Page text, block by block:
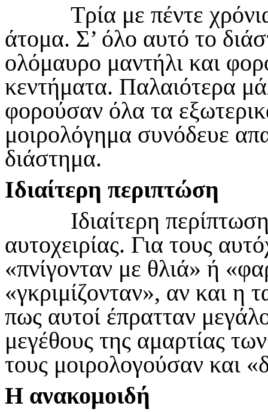
Τρία με πέντε χρόνια
άτομα. Σ’ όλο αυτό το
ολόμαυρο μαντήλι και
κεντήματα. Παλαιότερα
φορούσαν όλα τα
μοιρολόγημα συνόδευε
διάστημα.
Ιδιαίτερη περιπτώση
Ιδιαίτερη περίπτωση
αυτοχειρίας. Για τους
«πνίγονταν με θλιά» ή
«γκριμίζονταν», αν και η
πως αυτοί έπρατταν
μεγέθους της αμαρτίας
τους μοιρολογούσαν και
Η ανακομοιδή